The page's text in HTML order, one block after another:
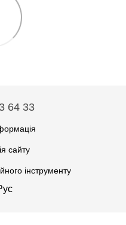
64 33
сайту
інструменту